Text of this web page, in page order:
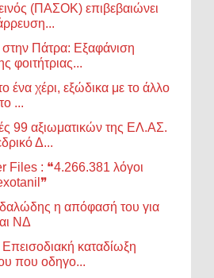
(ΠΑΣΟΚ) επιβεβαιώνει
Πάτρα: Εξαφάνιση
φοιτήτριας...
ένα χέρι, εξώδικα με το άλλο
...
99 αξιωματικών της ΕΛ.ΑΣ.
Δ...
Files : ❝4.266.381 λόγοι
η απόφασή του για
ΝΔ
Επεισοδιακή καταδίωξη
που οδηγο...